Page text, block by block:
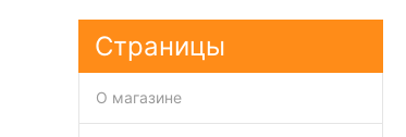
Страницы
О магазине